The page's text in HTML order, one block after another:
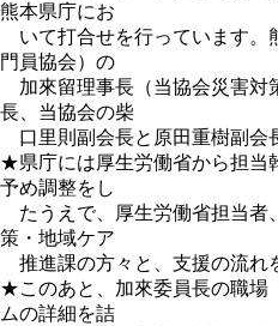
熊本県庁にお
いて打合せを行っています。
門員協会）の
加來留理事長（当協会災害対
長、当協会の柴
口里則副会長と原田重樹副会
★県庁には厚生労働省から担当
予め調整をし
たうえで、厚生労働省担当者
策・地域ケア
推進課の方々と、支援の流れ
★このあと、加來委員長の職場
ムの詳細を詰